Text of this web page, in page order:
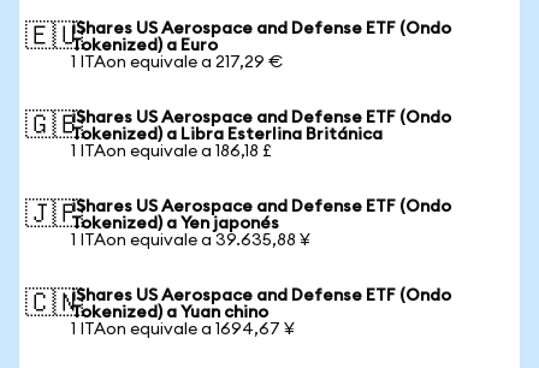
🇪🇺iShares US Aerospace and Defense ETF (Ondo
Tokenized) a Euro
1 ITAon equivale a 217,29 €
🇬🇧iShares US Aerospace and Defense ETF (Ondo
Tokenized) a Libra Esterlina Británica
1 ITAon equivale a 186,18 £
🇯🇵iShares US Aerospace and Defense ETF (Ondo
Tokenized) a Yen japonés
1 ITAon equivale a 39.635,88 ¥
🇨🇳iShares US Aerospace and Defense ETF (Ondo
Tokenized) a Yuan chino
1 ITAon equivale a 1694,67 ¥